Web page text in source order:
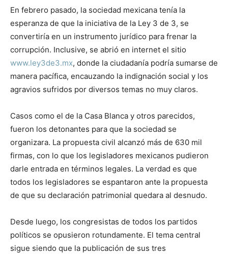
En febrero pasado, la sociedad mexicana tenía la
esperanza de que la iniciativa de la Ley 3 de 3, se
convertiría en un instrumento jurídico para frenar la
corrupción. Inclusive, se abrió en internet el sitio
www.ley3de3.mx, donde la ciudadanía podría sumarse de
manera pacífica, encauzando la indignación social y los
agravios sufridos por diversos temas no muy claros.
Casos como el de la Casa Blanca y otros parecidos,
fueron los detonantes para que la sociedad se
organizara. La propuesta civil alcanzó más de 630 mil
firmas, con lo que los legisladores mexicanos pudieron
darle entrada en términos legales. La verdad es que
todos los legisladores se espantaron ante la propuesta
de que su declaración patrimonial quedara al desnudo.
Desde luego, los congresistas de todos los partidos
políticos se opusieron rotundamente. El tema central
sigue siendo que la publicación de sus tres